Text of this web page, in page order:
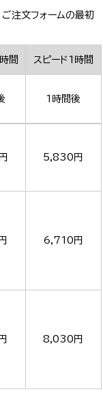
注文フォームの最初
間 スピード1時間
1時間後
5,830円
6,710円
8,030円